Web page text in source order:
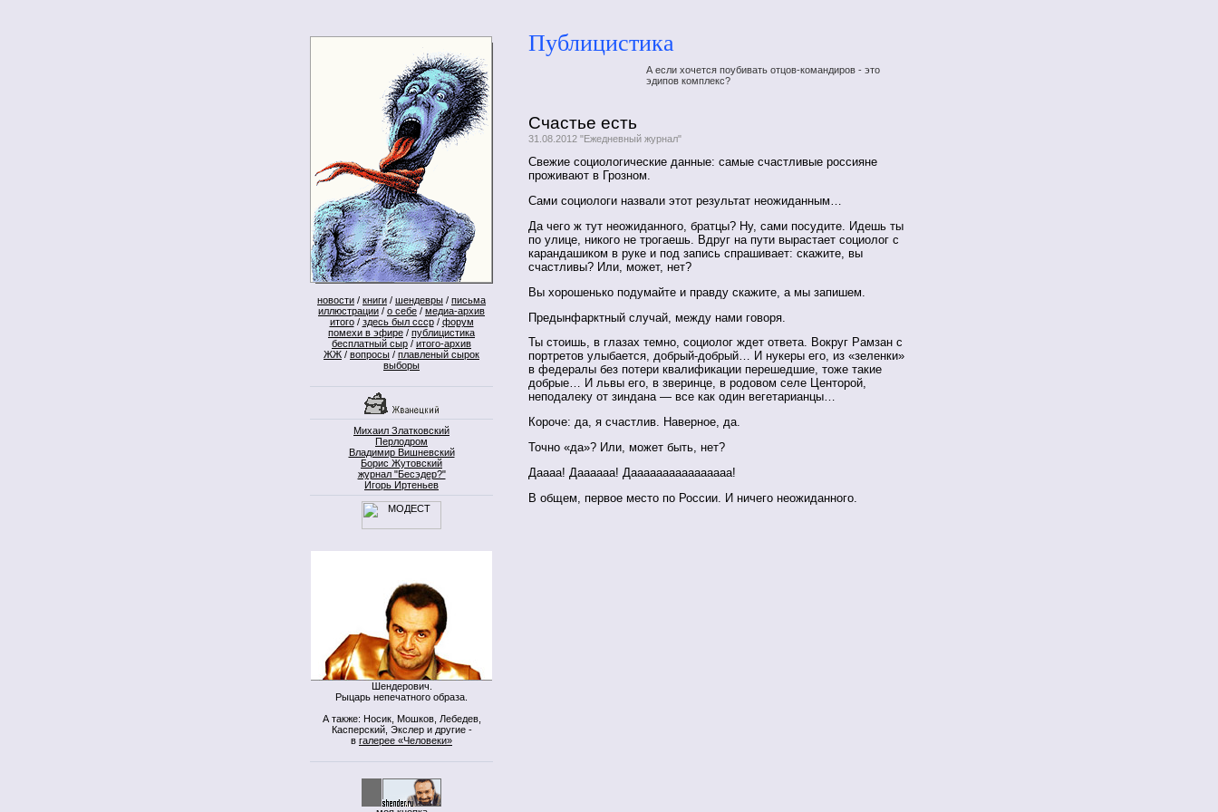
новости / книги / шендевры / письма
иллюстрации / о себе / медиа-архив
итого/ здесь был ссср/ форум
помехи в эфире / публицистика
бесплатный сыр / итого-архив
ЖЖ / вопросы / плавленый сырок
выборы
Михаил Златковский
Перлодром
Владимир Вишневский
Борис Жутовский
журнал "Бесэдер?"
Игорь Иртеньев
Шендерович.
Рыцарь непечатного образа.
А также: Носик, Мошков, Лебедев,
Касперский, Экслер и другие -
в галерее «Человеки»
Публицистика
А если хочется поубивать отцов-командиров - это
эдипов комплекс?
Счастье есть
31.08.2012 "Ежедневный журнал"
Свежие социологические данные: самые счастливые россияне
проживают в Грозном.
Сами социологи назвали этот результат неожиданным…
Да чего ж тут неожиданного, братцы? Ну, сами посудите. Идешь ты
по улице, никого не трогаешь. Вдруг на пути вырастает социолог с
карандашиком в руке и под запись спрашивает: скажите, вы
счастливы? Или, может, нет?
Вы хорошенько подумайте и правду скажите, а мы запишем.
Предынфарктный случай, между нами говоря.
Ты стоишь, в глазах темно, социолог ждет ответа. Вокруг Рамзан с
портретов улыбается, добрый-добрый… И нукеры его, из «зеленки»
в федералы без потери квалификации перешедшие, тоже такие
добрые… И львы его, в зверинце, в родовом селе Центорой,
неподалеку от зиндана — все как один вегетарианцы…
Короче: да, я счастлив. Наверное, да.
Точно «да»? Или, может быть, нет?
Даааа! Даааааа! Даааааааааааааааа!
В общем, первое место по России. И ничего неожиданного.